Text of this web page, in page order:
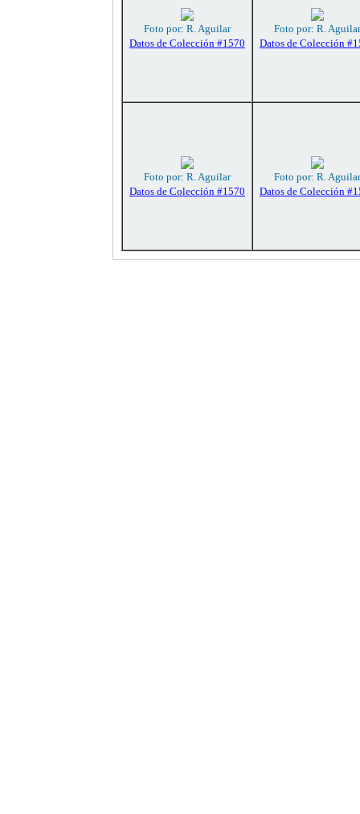
Foto por: R. Aguilar
Datos de Colección #1570
Foto por: R. Aguilar
Datos de Colección
Foto por: R. Aguilar
Datos de Colección #1570
Foto por: R. Aguilar
Datos de Colección